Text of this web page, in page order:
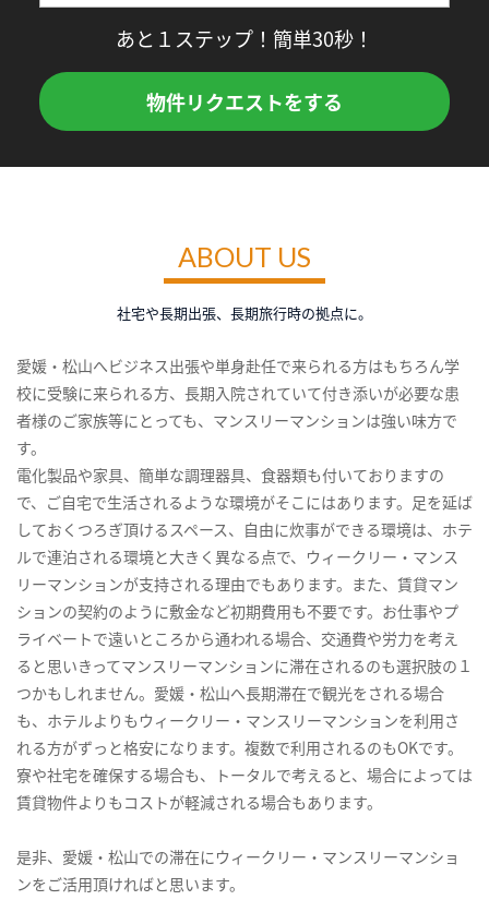
あと１ステップ！簡単30秒！
物件リクエストをする
ABOUT US
社宅や長期出張、長期旅行時の拠点に。
愛媛・松山へビジネス出張や単身赴任で来られる方はもちろん学
校に受験に来られる方、長期入院されていて付き添いが必要な患
者様のご家族等にとっても、マンスリーマンションは強い味方で
す。
電化製品や家具、簡単な調理器具、食器類も付いておりますの
で、ご自宅で生活されるような環境がそこにはあります。足を延ば
しておくつろぎ頂けるスペース、自由に炊事ができる環境は、ホテ
ルで連泊される環境と大きく異なる点で、ウィークリー・マンス
リーマンションが支持される理由でもあります。また、賃貸マン
ションの契約のように敷金など初期費用も不要です。お仕事やプ
ライベートで遠いところから通われる場合、交通費や労力を考え
ると思いきってマンスリーマンションに滞在されるのも選択肢の１
つかもしれません。愛媛・松山へ長期滞在で観光をされる場合
も、ホテルよりもウィークリー・マンスリーマンションを利用さ
れる方がずっと格安になります。複数で利用されるのもOKです。
寮や社宅を確保する場合も、トータルで考えると、場合によっては
賃貸物件よりもコストが軽減される場合もあります。
是非、愛媛・松山での滞在にウィークリー・マンスリーマンショ
ンをご活用頂ければと思います。